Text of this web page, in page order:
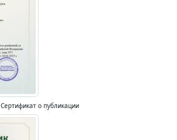
Сертификат о публикации